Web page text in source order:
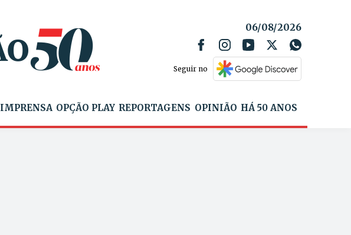
06/08/2026
Seguir no
IMPRENSA OPÇÃO PLAY REPORTAGENS OPINIÃO HÁ 50 ANOS